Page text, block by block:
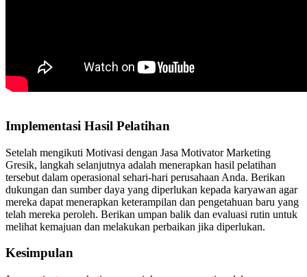
Implementasi Hasil Pelatihan
Setelah mengikuti Motivasi dengan Jasa Motivator Marketing
Gresik, langkah selanjutnya adalah menerapkan hasil pelatihan
tersebut dalam operasional sehari-hari perusahaan Anda. Berikan
dukungan dan sumber daya yang diperlukan kepada karyawan agar
mereka dapat menerapkan keterampilan dan pengetahuan baru yang
telah mereka peroleh. Berikan umpan balik dan evaluasi rutin untuk
melihat kemajuan dan melakukan perbaikan jika diperlukan.
Kesimpulan